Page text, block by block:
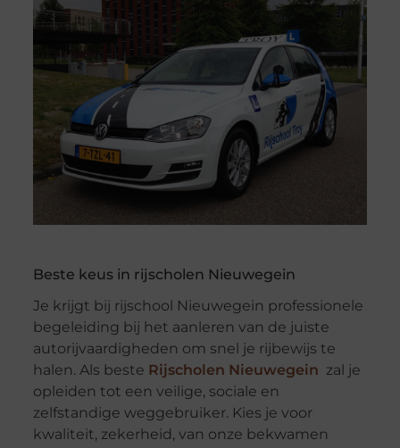
Beste keus in rijscholen Nieuwegein
Je krijgt bij rijschool Nieuwegein professionele
begeleiding bij het aanleren van de juiste
autorijvaardigheden om snel je rijbewijs te
halen. Als beste Rijscholen Nieuwegein zal je
opleiden tot een veilige, sociale en
zelfstandige weggebruiker. Kies je voor
kwaliteit, zekerheid, van onze bekwamen